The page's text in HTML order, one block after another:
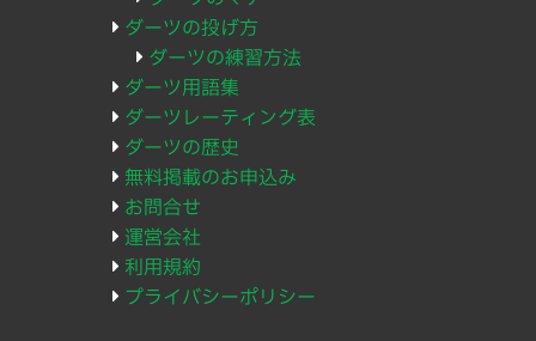
ダーツの投げ方
ダーツの練習方法
ダーツ用語集
ダーツレーティング表
ダーツの歴史
無料掲載のお申込み
お問合せ
運営会社
利用規約
プライバシーポリシー